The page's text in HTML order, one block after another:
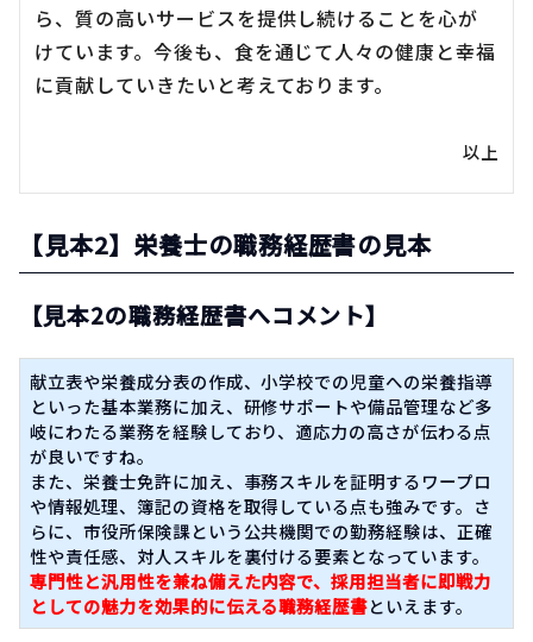
ら、質の高いサービスを提供し続けることを心が
けています。今後も、食を通じて人々の健康と幸福
に貢献していきたいと考えております。
以上
【見本2】栄養士の職務経歴書の見本
【見本2の職務経歴書へコメント】
献立表や栄養成分表の作成、小学校での児童への栄養指導
といった基本業務に加え、研修サポートや備品管理など多
岐にわたる業務を経験しており、適応力の高さが伝わる点
が良いですね。
また、栄養士免許に加え、事務スキルを証明するワープロ
や情報処理、簿記の資格を取得している点も強みです。さ
らに、市役所保険課という公共機関での勤務経験は、正確
性や責任感、対人スキルを裏付ける要素となっています。
専門性と汎用性を兼ね備えた内容で、採用担当者に即戦力
としての魅力を効果的に伝える職務経歴書といえます。